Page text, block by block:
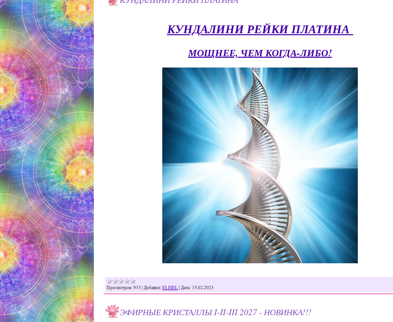
КУНДАЛИНИ РЕЙКИ ПЛАТИНА
МОЩНЕЕ, ЧЕМ КОГДА-ЛИБО!
Просмотров: 933 | Добавил: ELISEL| Дата: 15.02.2023
ЭФИРНЫЕ КРИСТАЛЛЫ I-II-III 2027 - НОВИНКА!!!